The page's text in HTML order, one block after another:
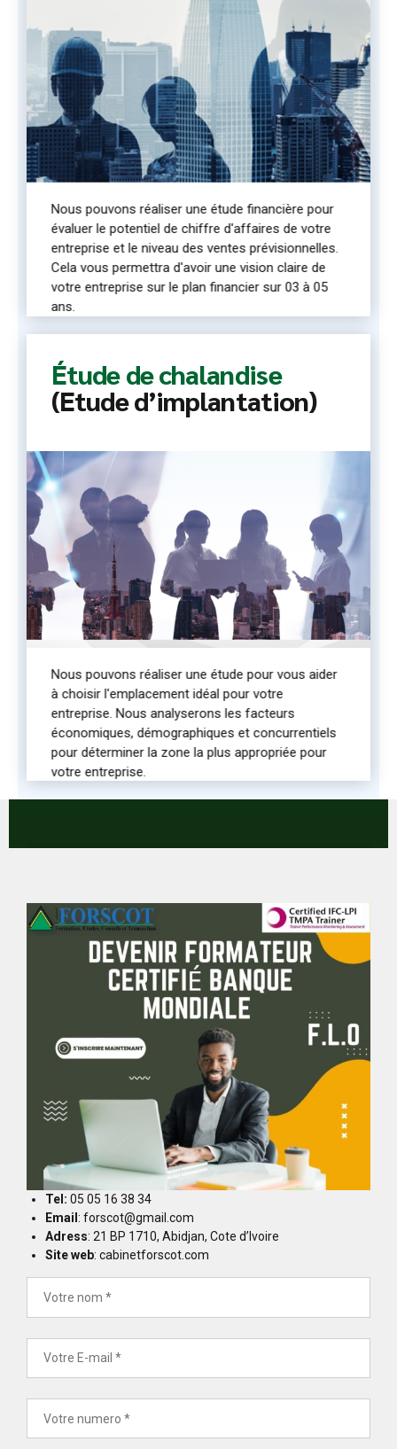
Nous pouvons réaliser une étude financière pour
évaluer le potentiel de chiffre d'affaires de votre
entreprise et le niveau des ventes prévisionnelles.
Cela vous permettra d'avoir une vision claire de
votre entreprise sur le plan financier sur 03 à 05
ans.
Étude de chalandise
(Etude d’implantation)
Nous pouvons réaliser une étude pour vous aider
à choisir l'emplacement idéal pour votre
entreprise. Nous analyserons les facteurs
économiques, démographiques et concurrentiels
pour déterminer la zone la plus appropriée pour
votre entreprise.
Tel: 05 05 16 38 34
Email : forscot@gmail.com
Adress: 21 BP 1710, Abidjan, Cote d’Ivoire
Site web: cabinetforscot.com